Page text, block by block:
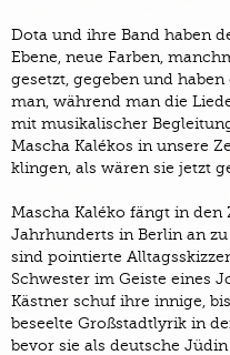
Dota und ihre Band haben
Ebene, neue Farben,
gesetzt, gegeben und
man, während man die
mit musikalischer
Mascha Kalékos in unsere
klingen, als wären sie jetzt
Mascha Kaléko fängt in
Jahrhunderts in Berlin an
sind pointierte
Schwester im Geiste eines
Kästner schuf ihre innige,
beseelte Großstadtlyrik in
bevor sie als deutsche